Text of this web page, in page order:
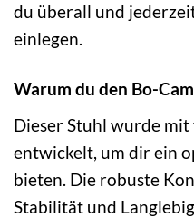
du überall und
einlegen.
Warum du den Bo-
Dieser Stuhl wurde
entwickelt, um dir ein
bieten. Die robuste
Stabilität und